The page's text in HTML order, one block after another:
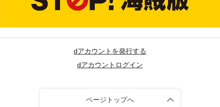
dアカウントを発行する
dアカウントログイン
ページトップへ